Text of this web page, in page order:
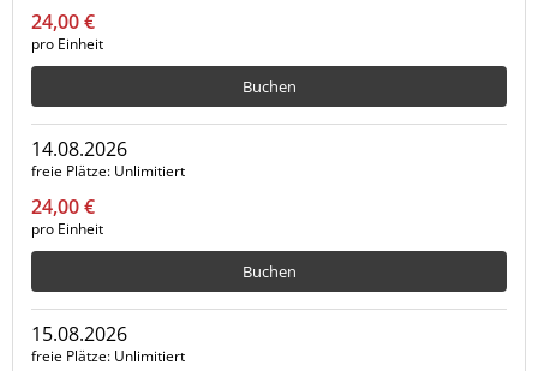
24,00 €
pro Einheit
Buchen
14.08.2026
freie Plätze Unlimitiert
24,00 €
pro Einheit
Buchen
15.08.2026
freie Plätze Unlimitiert